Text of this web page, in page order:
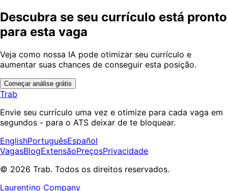
Descubra se seu currículo está pronto
para esta vaga
Veja como nossa IA pode otimizar seu currículo e
aumentar suas chances de conseguir esta posição.
Começar análise grátis
Trab
Envie seu currículo uma vez e otimize para cada vaga em
segundos - para o ATS deixar de te bloquear.
EnglishPortuguêsEspañol
VagasBlogExtensãoPreçosPrivacidade
© 2026 Trab. Todos os direitos reservados.
Laurentino Company